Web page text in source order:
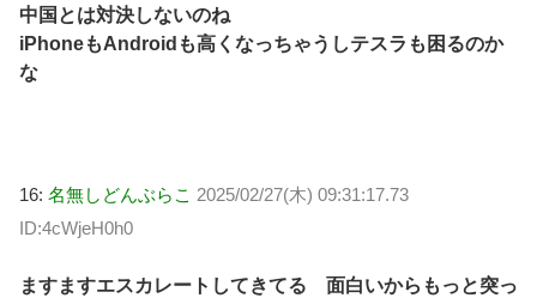
中国とは対決しないのね
iPhoneもAndroidも高くなっちゃうしテスラも困るのか
な
16: 名無しどんぶらこ 2025/02/27(木) 09:31:17.73
ID:4cWjeH0h0
ますますエスカレートしてきてる 面白いからもっと突っ